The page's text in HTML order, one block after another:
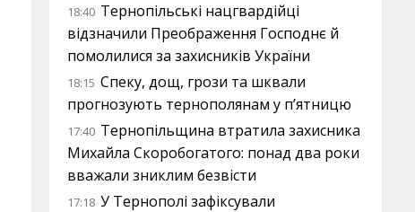
18:40 Тернопільські нацгвардійці
відзначили Преображення Господнє й
помолилися за захисників України
18:15 Спеку, дощ, грози та шквали
прогнозують тернополянам у п’ятницю
17:40 Тернопільщина втратила захисника
Михайла Скоробогатого: понад два роки
вважали зниклим безвісти
17:18 У Тернополі зафіксували